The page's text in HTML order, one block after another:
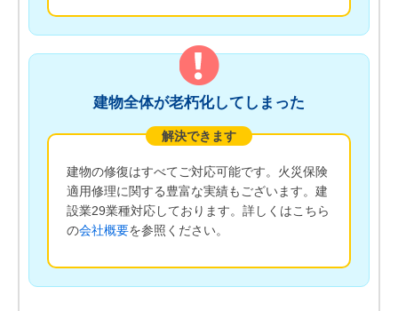
建物全体が老朽化してしまった
解決できます
建物の修復はすべてご対応可能です。火災保険
適用修理に関する豊富な実績もございます。建
設業29業種対応しております。詳しくはこちら
の会社概要を参照ください。